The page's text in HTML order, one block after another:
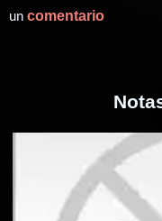
un comentario